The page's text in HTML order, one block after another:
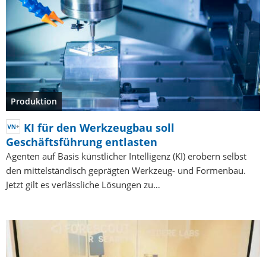
Produktion
KI für den Werkzeugbau soll
Geschäftsführung entlasten
Agenten auf Basis künstlicher Intelligenz (KI) erobern selbst
den mittelständisch geprägten Werkzeug- und Formenbau.
Jetzt gilt es verlässliche Lösungen zu…